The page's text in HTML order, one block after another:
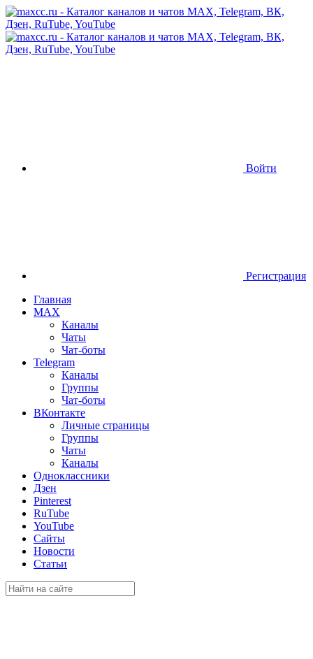
Войти
Регистрация
Главная
MAX
Каналы
Чаты
Чат-боты
Telegram
Каналы
Группы
Чат-боты
ВКонтакте
Личные страницы
Группы
Чаты
Каналы
Одноклассники
Дзен
Pinterest
RuTube
YouTube
Сайты
Новости
Статьи